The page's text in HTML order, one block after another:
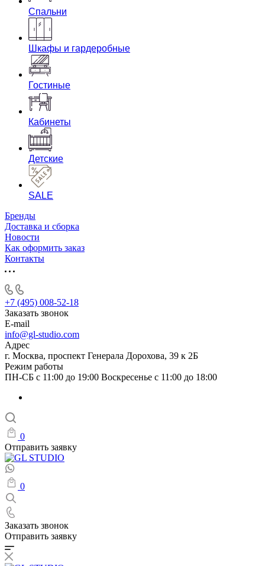
Спальни
Шкафы и гардеробные
Гостиные
Кабинеты
Детские
SALE
Бренды
Доставка и сборка
Новости
Как оформить заказ
Контакты
+7 (495) 008-52-18
Заказать звонок
E-mail
info@gl-studio.com
Адрес
г. Москва, проспект Генерала Дорохова, 39 к 2Б
Режим работы
ПН-СБ с 11:00 до 19:00 Воскресенье с 11:00 до 18:00
0
Отправить заявку
0
Заказать звонок
Отправить заявку